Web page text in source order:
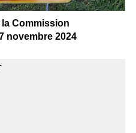
Commission
novembre 2024